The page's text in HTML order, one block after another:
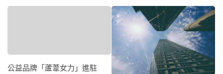
公益品牌「蘆葦女力」進駐